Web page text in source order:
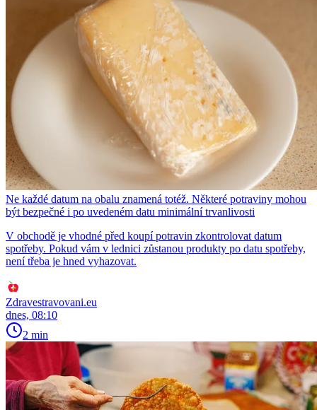
Ne každé datum na obalu znamená totéž. Některé potraviny mohou
být bezpečné i po uvedeném datu minimální trvanlivosti
V obchodě je vhodné před koupí potravin zkontrolovat datum
spotřeby. Pokud vám v lednici zůstanou produkty po datu spotřeby,
není třeba je hned vyhazovat.
Zdravestravovani.eu
dnes, 08:10
2 min